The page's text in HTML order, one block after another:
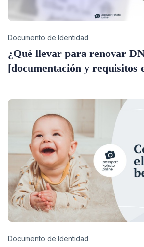
Category
Documento de Identidad
¿Qué llevar para renovar
[documentación y requisitos
Category
Documento de Identidad